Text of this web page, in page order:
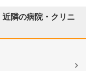
近隣の病院・クリニ